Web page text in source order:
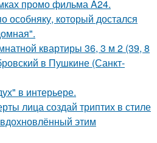
промо фильма A24.
особняку, который достался
квартиры 36, 3 м 2 (39, 8
в Пушкине (Санкт-
в интерьере.
лица создай триптих в стиле
этим